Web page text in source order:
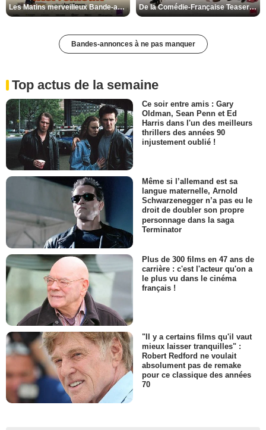
Les Matins merveilleux Bande-annonce VF De la Comédie-Française Teaser VF
Bandes-annonces à ne pas manquer
Top actus de la semaine
Ce soir entre amis : Gary
Oldman, Sean Penn et Ed
Harris dans l'un des meilleurs
thrillers des années 90
injustement oublié !
Même si l’allemand est sa
langue maternelle, Arnold
Schwarzenegger n’a pas eu le
droit de doubler son propre
personnage dans la saga
Terminator
Plus de 300 films en 47 ans de
carrière : c'est l'acteur qu'on a
le plus vu dans le cinéma
français !
"Il y a certains films qu'il vaut
mieux laisser tranquilles" :
Robert Redford ne voulait
absolument pas de remake
pour ce classique des années
70